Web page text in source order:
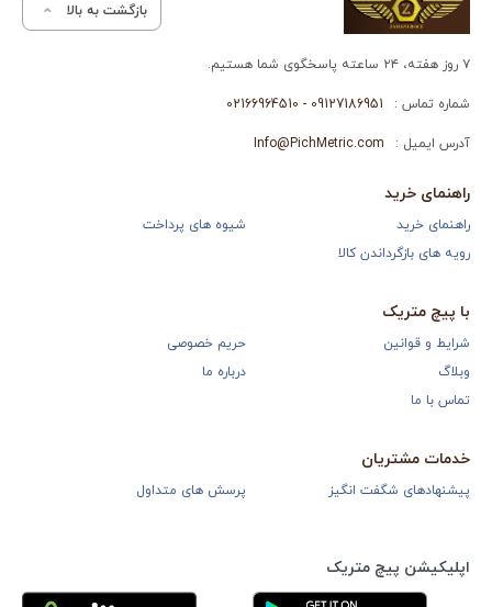
بازگشت به بالا
۷ روز هفته، ۲۴ ساعته پاسخگوی شما هستیم.
شماره تماس : 09127186951 - 02166964510
آدرس ایمیل : Info@PichMetric.com
راهنمای خرید
راهنمای خرید
شیوه های پرداخت
رویه های بازگرداندن کالا
با پیچ متریک
شرایط و قوانین
حریم خصوصی
وبلاگ
درباره ما
تماس با ما
خدمات مشتریان
پیشنهادهای شگفت انگیز پرسش های متداول
اپلیکیشن پیچ متریک